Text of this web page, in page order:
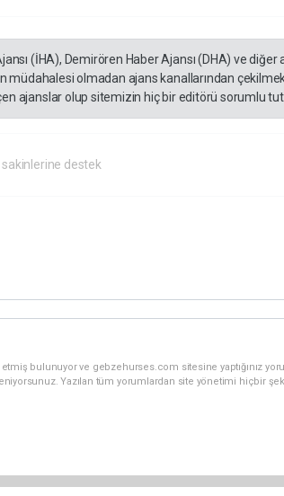
(İHA), Demirören Haber Ajansı (DHA) ve
müdahalesi olmadan ajans kanallarından
ajanslar olup sitemizin hiç bir editörü sorumlu
sakinlerine destek
etmiş bulunuyor ve gebzehurses.com sitesine yaptığınız
Yazılan tüm yorumlardan site yönetimi hiçbir